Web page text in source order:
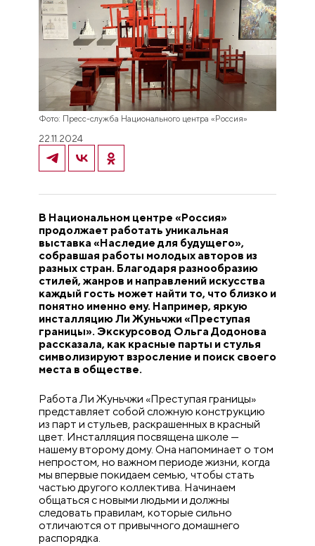
Фото: Пресс-служба Национального центра «Россия»
22.11.2024
В Национальном центре «Россия»
продолжает работать уникальная
выставка «Наследие для будущего»,
собравшая работы молодых авторов из
разных стран. Благодаря разнообразию
стилей, жанров и направлений искусства
каждый гость может найти то, что близко и
понятно именно ему. Например, яркую
инсталляцию Ли Жуньчжи «Преступая
границы». Экскурсовод Ольга Додонова
рассказала, как красные парты и стулья
символизируют взросление и поиск своего
места в обществе.
Работа Ли Жуньчжи «Преступая границы»
представляет собой сложную конструкцию
из парт и стульев, раскрашенных в красный
цвет. Инсталляция посвящена школе —
нашему второму дому. Она напоминает о том
непростом, но важном периоде жизни, когда
мы впервые покидаем семью, чтобы стать
частью другого коллектива. Начинаем
общаться с новыми людьми и должны
следовать правилам, которые сильно
отличаются от привычного домашнего
распорядка.